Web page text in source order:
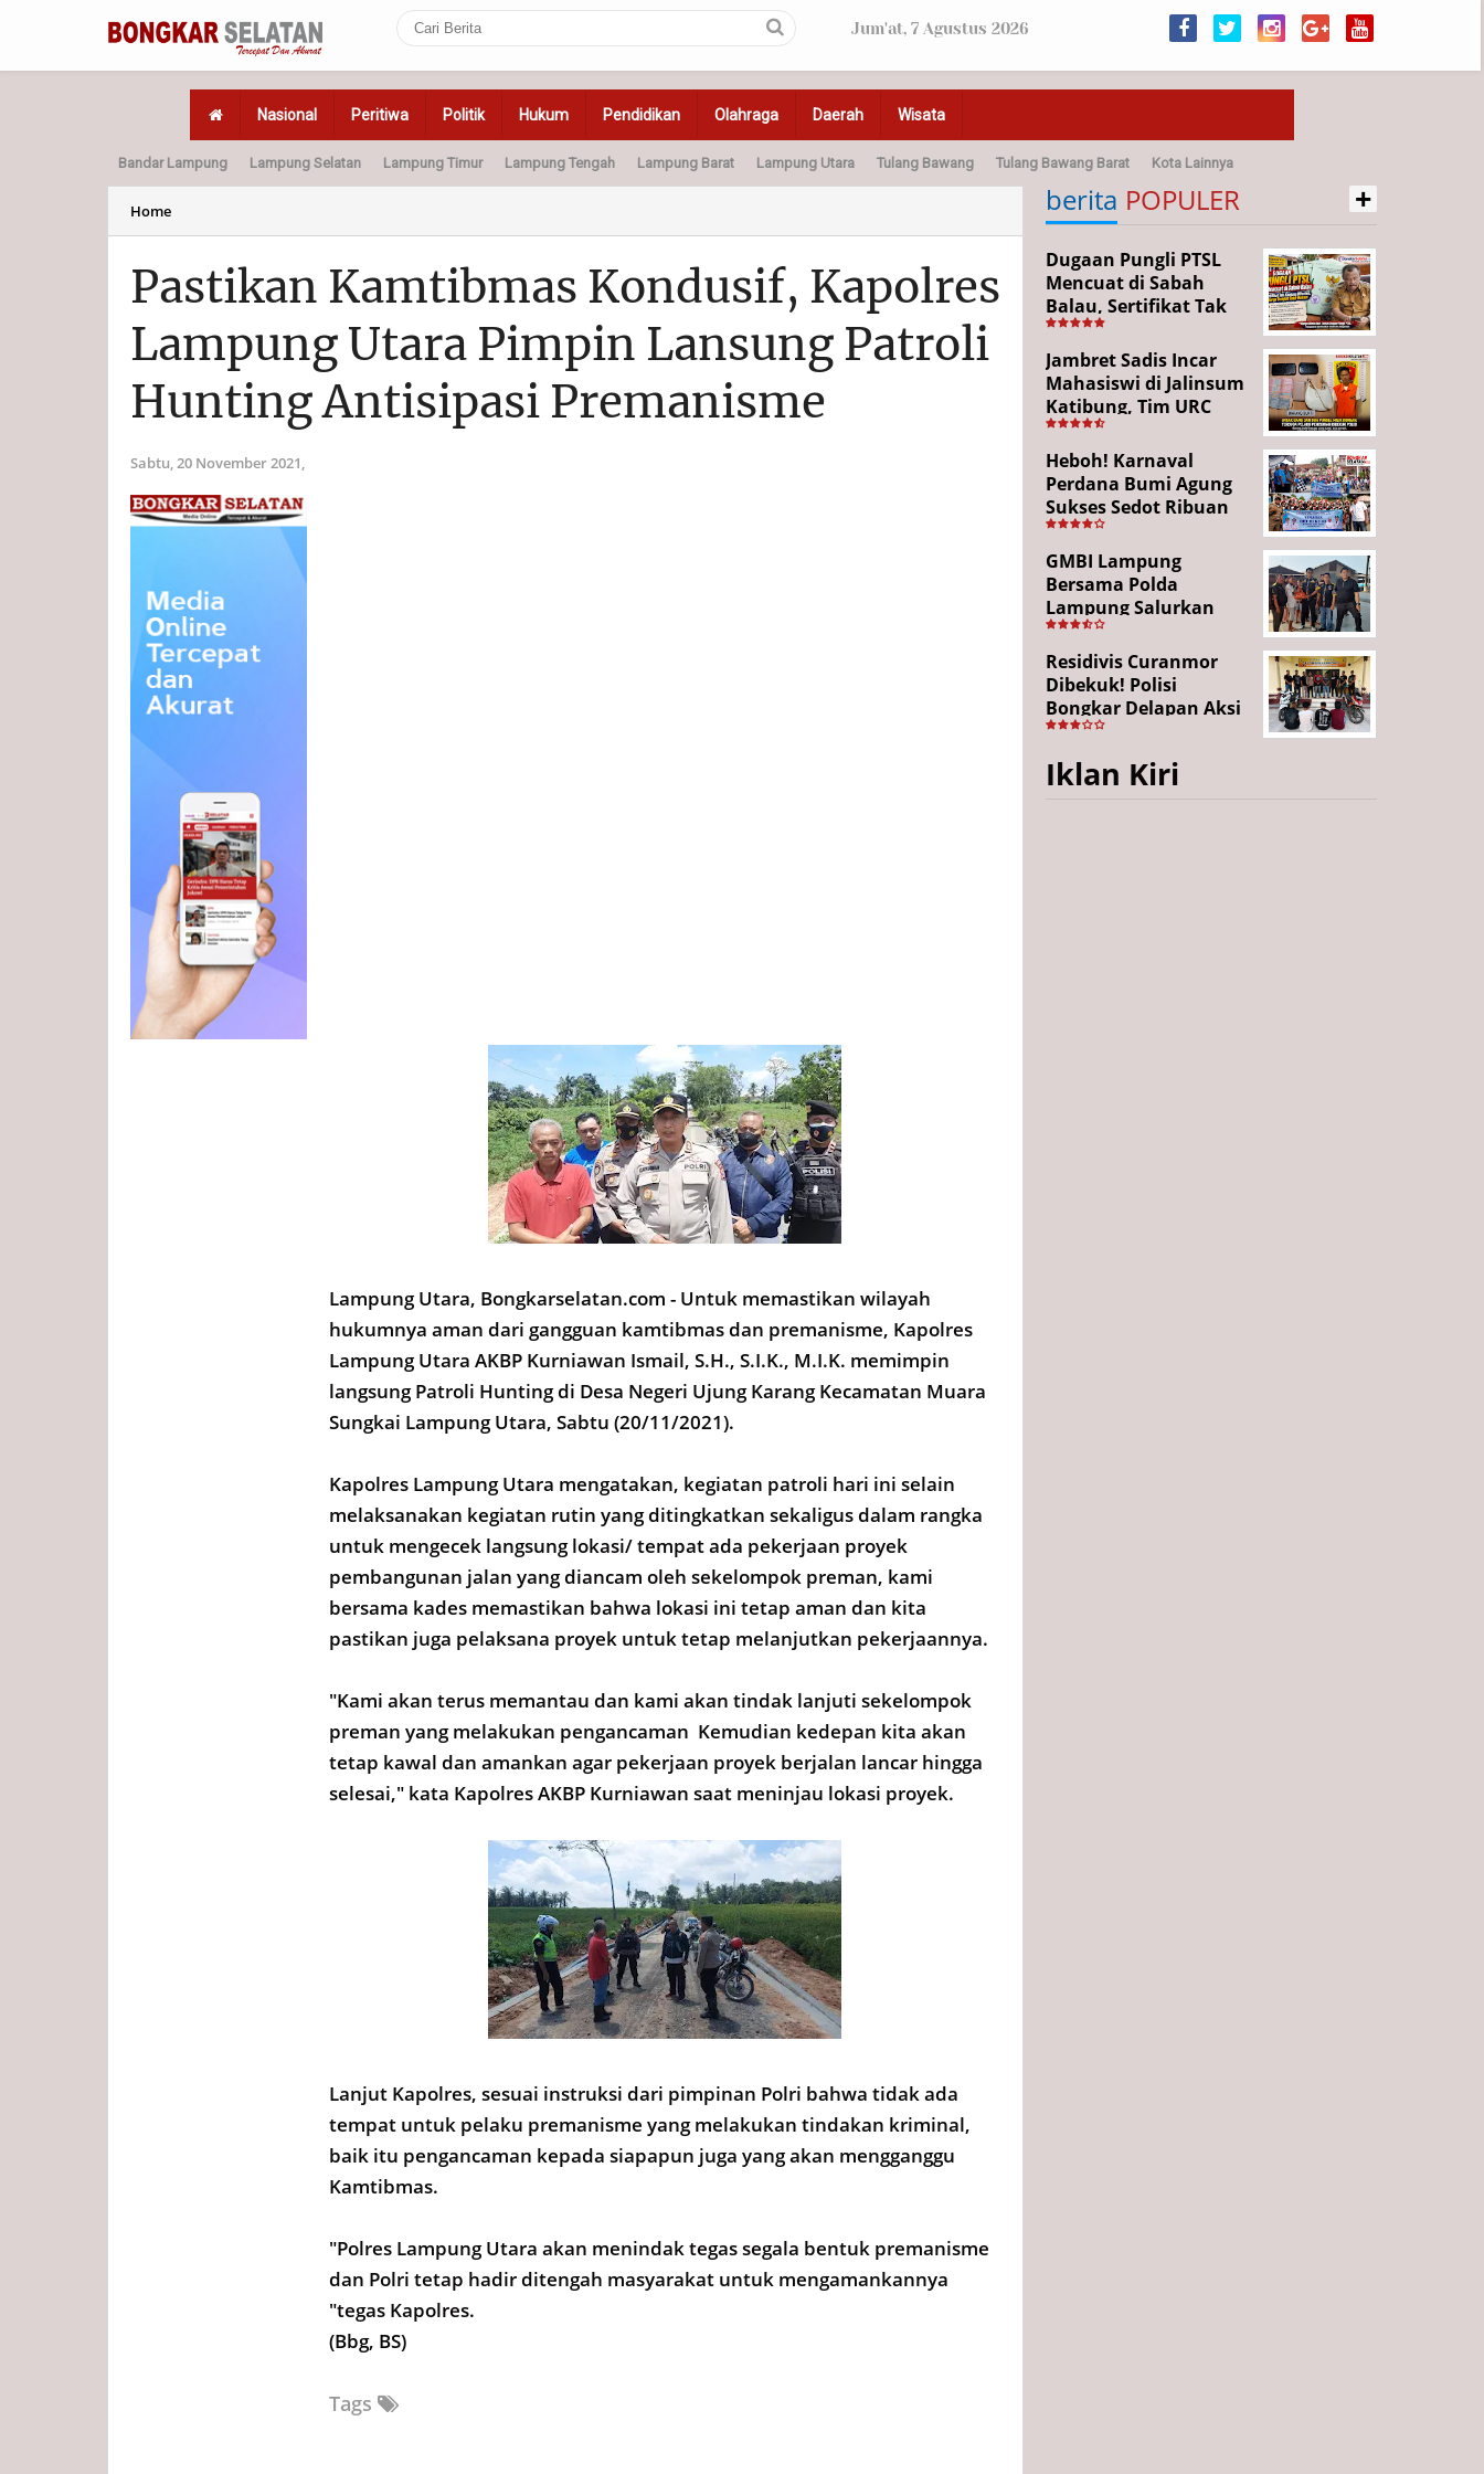
Jum'at, 7 Agustus 2026
Nasional Peritiwa Politik Hukum Pendidikan Olahraga Daerah Wisata
Home Politik Hukum Peristiwa Olahraga Pendidikan Otomotif Kesehatan
Bandar Lampung Lampung Selatan Lampung Timur Lampung Tengah Lampung Barat Lampung Utara Tulang Bawang Tulang Bawang Barat Kota Lainnya
Home
Pastikan Kamtibmas Kondusif, Kapolres
Lampung Utara Pimpin Lansung Patroli
Hunting Antisipasi Premanisme
Sabtu, 20 November 2021,
Lampung Utara, Bongkarselatan.com - Untuk memastikan wilayah
hukumnya aman dari gangguan kamtibmas dan premanisme, Kapolres
Lampung Utara AKBP Kurniawan Ismail, S.H., S.I.K., M.I.K. memimpin
langsung Patroli Hunting di Desa Negeri Ujung Karang Kecamatan Muara
Sungkai Lampung Utara, Sabtu (20/11/2021).
Kapolres Lampung Utara mengatakan, kegiatan patroli hari ini selain
melaksanakan kegiatan rutin yang ditingkatkan sekaligus dalam rangka
untuk mengecek langsung lokasi/ tempat ada pekerjaan proyek
pembangunan jalan yang diancam oleh sekelompok preman, kami
bersama kades memastikan bahwa lokasi ini tetap aman dan kita
pastikan juga pelaksana proyek untuk tetap melanjutkan pekerjaannya.
"Kami akan terus memantau dan kami akan tindak lanjuti sekelompok
preman yang melakukan pengancaman Kemudian kedepan kita akan
tetap kawal dan amankan agar pekerjaan proyek berjalan lancar hingga
selesai," kata Kapolres AKBP Kurniawan saat meninjau lokasi proyek.
Lanjut Kapolres, sesuai instruksi dari pimpinan Polri bahwa tidak ada
tempat untuk pelaku premanisme yang melakukan tindakan kriminal,
baik itu pengancaman kepada siapapun juga yang akan mengganggu
Kamtibmas.
"Polres Lampung Utara akan menindak tegas segala bentuk premanisme
dan Polri tetap hadir ditengah masyarakat untuk mengamankannya
"tegas Kapolres.
(Bbg, BS)
Tags
berita POPULER +
Dugaan Pungli PTSL
Mencuat di Sabah
Balau, Sertifikat Tak
Kunjung Diterima,
Warga Tempuh Jalur
Hukum
Jambret Sadis Incar
Mahasiswi di Jalinsum
Katibung, Tim URC
Ringkus Pelaku dan
Sita Barang Bukti
Heboh! Karnaval
Perdana Bumi Agung
Sukses Sedot Ribuan
Penonton, Enam
Lingkungan Tampil All
Out
GMBI Lampung
Bersama Polda
Lampung Salurkan
Puluhan Paket
Sembako di
Bakauheni, Wujud
Kepedulian Sambut
HUT RI ke-81
Residivis Curanmor
Dibekuk! Polisi
Bongkar Delapan Aksi
Pencurian di
Pelaku Ditangkap
Iklan Kiri